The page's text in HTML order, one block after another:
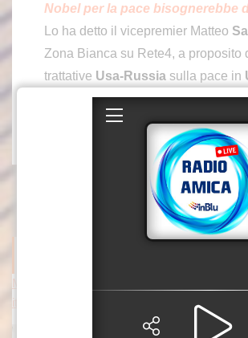
Nobel per la pace bisognerebbe
Lo ha detto il vicepremier Matteo
Zona Bianca su Rete4, a proposito
trattative Usa-Russia sulla pace in
-foto Ipa Agency-
(ITALPRESS).
itico, ma un dovere verso la nazione”
ROMA (ITALPRESS) –